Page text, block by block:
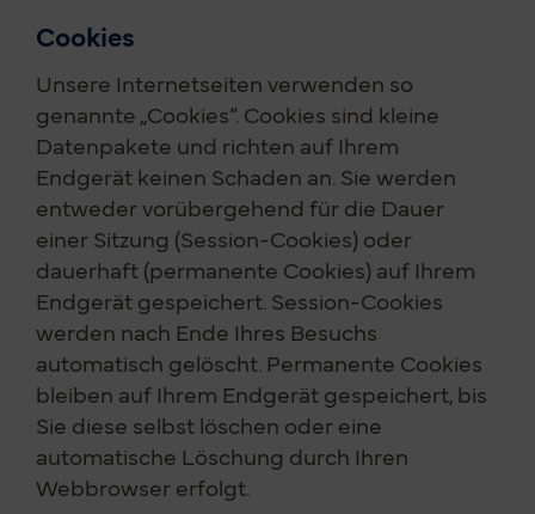
Cookies
Unsere Internetseiten verwenden so
genannte „Cookies“. Cookies sind kleine
Datenpakete und richten auf Ihrem
Endgerät keinen Schaden an. Sie werden
entweder vorübergehend für die Dauer
einer Sitzung (Session-Cookies) oder
dauerhaft (permanente Cookies) auf Ihrem
Endgerät gespeichert. Session-Cookies
werden nach Ende Ihres Besuchs
automatisch gelöscht. Permanente Cookies
bleiben auf Ihrem Endgerät gespeichert, bis
Sie diese selbst löschen oder eine
automatische Löschung durch Ihren
Webbrowser erfolgt.